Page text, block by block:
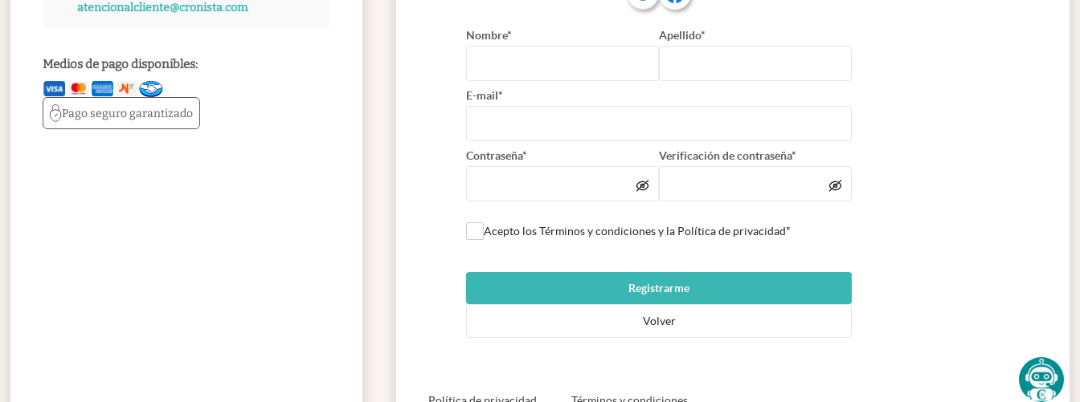
atencionalcliente@cronista.com
Medios de pago disponibles:
Pago segurogarantizado
Nombre* Apellido*
E-mail*
Contraseña* Verificación de contraseña*
Acepto los Términos y condiciones y la Política de privacidad*
Registrarme
Volver